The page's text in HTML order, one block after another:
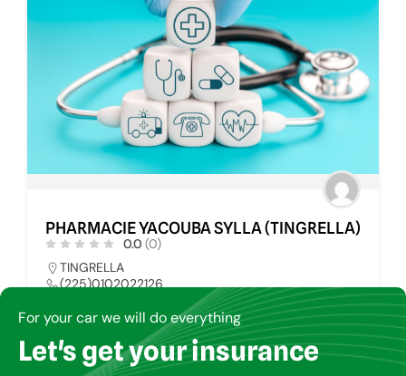
PHARMACIE YACOUBA SYLLA (TINGRELLA)
0.0 (0)
TINGRELLA
(225)0102022126
PHARMACIE 34
For your car we will do everything
Let's get your insurance